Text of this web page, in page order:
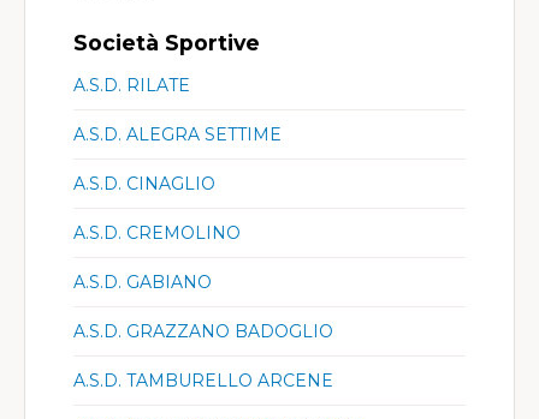
Società Sportive
A.S.D. RILATE
A.S.D. ALEGRA SETTIME
A.S.D. CINAGLIO
A.S.D. CREMOLINO
A.S.D. GABIANO
A.S.D. GRAZZANO BADOGLIO
A.S.D. TAMBURELLO ARCENE